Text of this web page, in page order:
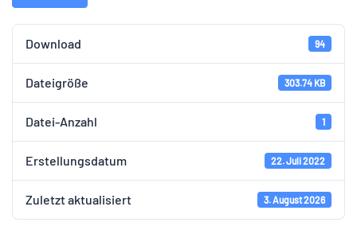
Download 94
Dateigröße 303.74 KB
Datei-Anzahl 1
Erstellungsdatum 22. Juli 2022
Zuletzt aktualisiert 3. August 2026